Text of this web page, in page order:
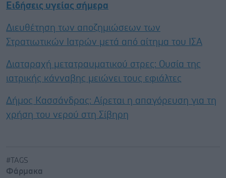
Ειδήσεις υγείας σήμερα
Διευθέτηση των αποζημιώσεων των
Στρατιωτικών Ιατρών μετά από αίτημα του ΙΣΑ
Διαταραχή μετατραυματικού στρες: Ουσία της
ιατρικής κάνναβης μειώνει τους εφιάλτες
Δήμος Κασσάνδρας: Αίρεται η απαγόρευση για τη
χρήση του νερού στη Σίβηρη
#TAGS
Φάρμακα